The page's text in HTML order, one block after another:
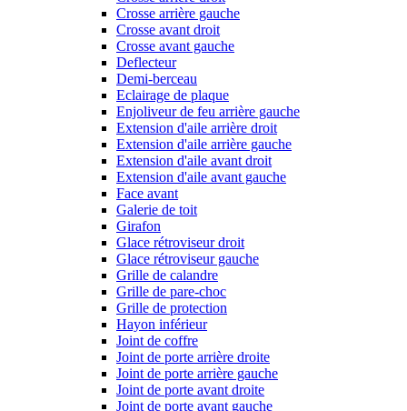
Crosse arrière gauche
Crosse avant droit
Crosse avant gauche
Deflecteur
Demi-berceau
Eclairage de plaque
Enjoliveur de feu arrière gauche
Extension d'aile arrière droit
Extension d'aile arrière gauche
Extension d'aile avant droit
Extension d'aile avant gauche
Face avant
Galerie de toit
Girafon
Glace rétroviseur droit
Glace rétroviseur gauche
Grille de calandre
Grille de pare-choc
Grille de protection
Hayon inférieur
Joint de coffre
Joint de porte arrière droite
Joint de porte arrière gauche
Joint de porte avant droite
Joint de porte avant gauche